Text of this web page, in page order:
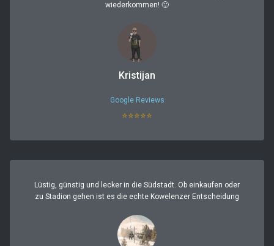
wiederkommen! 🙂
Kristijan
Google Reviews
⭐⭐⭐⭐⭐
Lüstig, günstig und lecker in die Südstadt. Ob einkaufen oder
zu Stadion gehen ist es die echte Kowelenzer Entscheidung